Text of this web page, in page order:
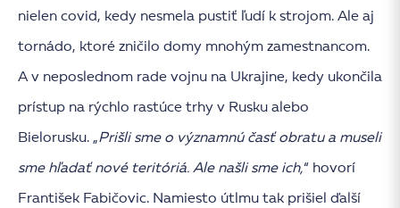
nielen covid, kedy nesmela pustiť ľudí k strojom. Ale aj
tornádo, ktoré zničilo domy mnohým zamestnancom.
A v neposlednom rade vojnu na Ukrajine, kedy ukončila
prístup na rýchlo rastúce trhy v Rusku alebo
Bielorusku. „Prišli sme o významnú časť obratu a museli
sme hľadať nové teritóriá. Ale našli sme ich,“ hovorí
František Fabičovic. Namiesto útlmu tak prišiel ďalší